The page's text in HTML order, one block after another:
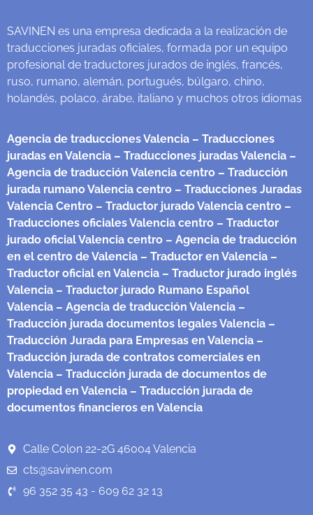
SAVINEN es una empresa dedicada a la realización de
traducciones juradas oficiales, formada por un equipo
profesional de traductores jurados de inglés, francés,
ruso, rumano, alemán, portugués, búlgaro, chino,
holandés, polaco, árabe, italiano y muchos otros idiomas
Agencia de traducciones Valencia – Traducciones
juradas en Valencia – Traducciones juradas Valencia –
Agencia de traducción Valencia centro – Traducción
jurada rumano Valencia centro – Traducciones Juradas
Valencia Centro – Traductor jurado Valencia centro –
Traducciones oficiales Valencia centro – Traductor
jurado oficial Valencia centro – Agencia de traducción
en el centro de Valencia – Traductor en Valencia –
Traductor oficial en Valencia – Traductor jurado inglés
Valencia – Traductor jurado Rumano Español
Valencia – Agencia de traducción Valencia –
Traducción jurada documentos legales Valencia –
Traducción Jurada para Empresas en Valencia –
Traducción jurada de contratos comerciales en
Valencia – Traducción jurada de documentos de
propiedad en Valencia – Traducción jurada de
documentos financieros en Valencia
Calle Colon 22-2G 46004 Valencia
cts@savinen.com
96 352 35 43 - 609 62 32 13